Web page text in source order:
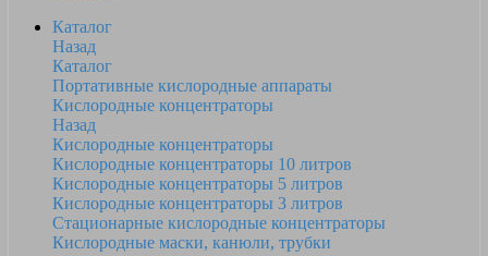
Каталог
Назад
Каталог
Портативные кислородные аппараты
Кислородные концентраторы
Назад
Кислородные концентраторы
Кислородные концентраторы 10 литров
Кислородные концентраторы 5 литров
Кислородные концентраторы 3 литров
Стационарные кислородные концентраторы
Кислородные маски, канюли, трубки